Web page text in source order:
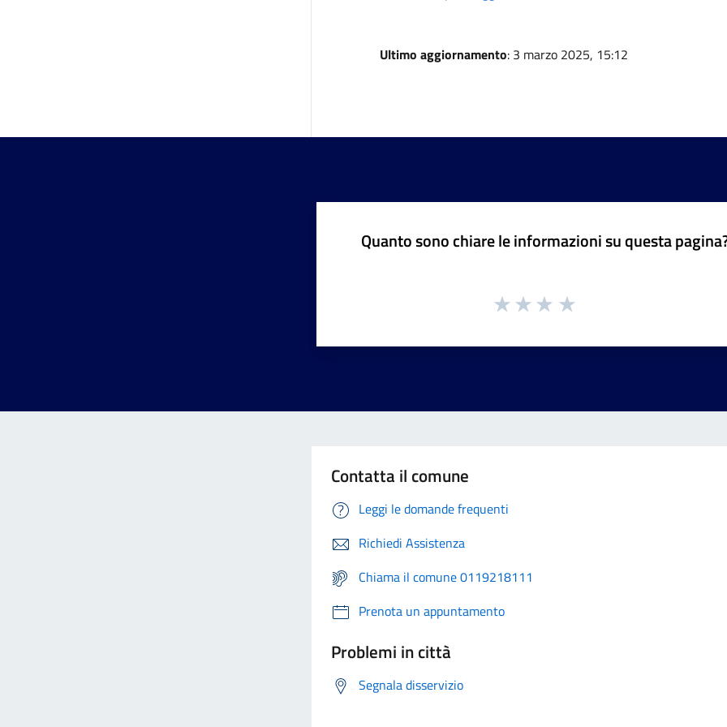
Ultimo aggiornamento: 3 marzo 2025, 15:12
Quanto sono chiare le informazioni su questa
Contatta il comune
Leggi le domande frequenti
Richiedi Assistenza
Chiama il comune 0119218111
Prenota un appuntamento
Problemi in città
Segnala disservizio